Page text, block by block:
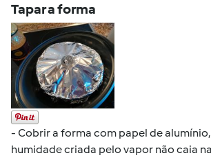
Tapar a forma
- Cobrir a forma com papel de
humidade criada pelo vapor não caia